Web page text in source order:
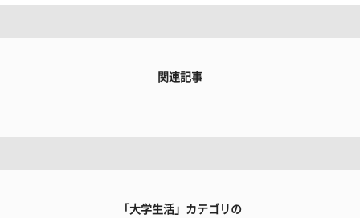
関連記事
「大学生活」カテゴリの